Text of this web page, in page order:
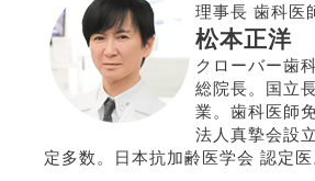
理事長 歯科医
松本正洋
クローバー歯
総院長。国立
業。歯科医師
法人真摯会設
定多数。日本抗加齢医学会 認定医